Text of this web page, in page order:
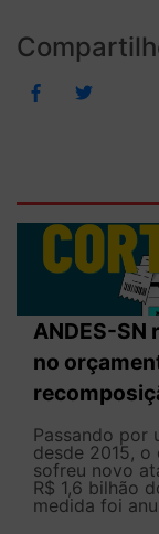
ANDES-SN
no
Passando por
desde 2015,
sofreu novo
R$ 1,6 bilhão
medida foi